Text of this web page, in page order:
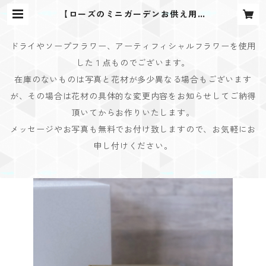
【ローズのミニガーデンお供え用】
ドライやソープフラワー、アーティフィシャルフラワーを使用
した１点ものでございます。
在庫のないものは写真と花材が多少異なる場合もございます
が、その場合は花材の具体的な変更内容をお知らせしてご納得
頂いてからお作りいたします。
メッセージやお写真も無料でお付け致しますので、お気軽にお
申し付けください。